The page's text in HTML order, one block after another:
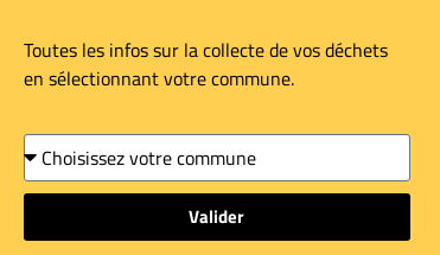
Toutes les infos sur la collecte de vos déchets
en sélectionnant votre commune.
Valider